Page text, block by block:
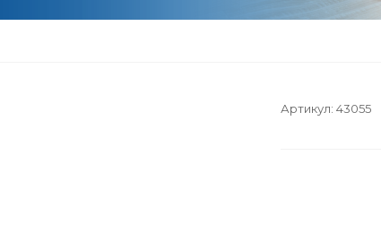
Артикул: 43055